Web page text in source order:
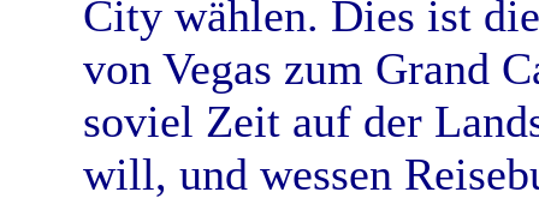
City wählen. Dies ist
von Vegas zum Grand
soviel Zeit auf der
will, und wessen